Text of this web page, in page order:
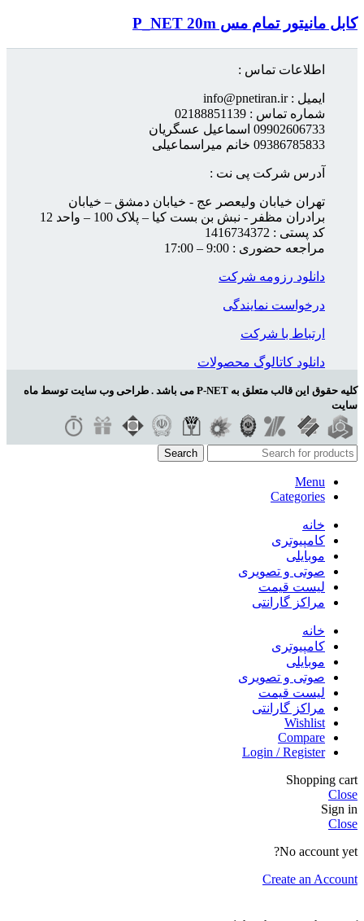
کابل مانیتور تمام مس P_NET 20m
اطلاعات تماس :
ایمیل : info@pnetiran.ir
شماره تماس : 02188851139
09902606733 اسماعیل عسگریان
09386785833 خانم میراسماعیلی
آدرس شرکت پی نت :
تهران خیابان ولیعصر عج - خیابان دمشق – خیابان
برادران مظفر - نبش بن بست کیا – پلاک 100 – واحد 12
کد پستی : 1416734372
مراجعه حضوری : 9:00 – 17:00
دانلود رزومه شرکت
درخواست نمایندگی
ارتباط با شرکت
دانلود کاتالوگ محصولات
کلیه حقوق این قالب متعلق به P-NET می باشد . طراحی وب سایت توسط ماه
سایت
Search
Menu
Categories
خانه
کامپیوتری
موبایلی
صوتی و تصویری
لیست قیمت
مراکز گارانتی
خانه
کامپیوتری
موبایلی
صوتی و تصویری
لیست قیمت
مراکز گارانتی
Wishlist
Compare
Login / Register
Shopping cart
Close
Sign in
Close
No account yet?
Create an Account